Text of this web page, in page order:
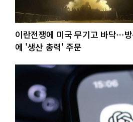
이란전쟁에 미국 무기고 바닥⋯
에 '생산 총력' 주문